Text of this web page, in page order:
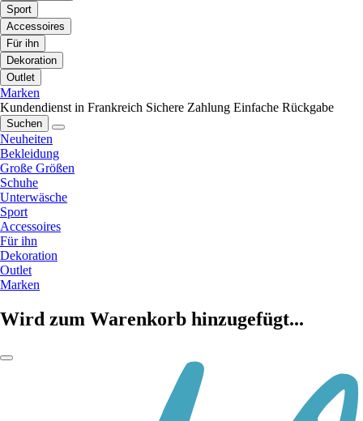
Sport
Accessoires
Für ihn
Dekoration
Outlet
Marken
Kundendienst in Frankreich Sichere Zahlung Einfache Rückgabe
Suchen
Neuheiten
Bekleidung
Große Größen
Schuhe
Unterwäsche
Sport
Accessoires
Für ihn
Dekoration
Outlet
Marken
Wird zum Warenkorb hinzugefügt...